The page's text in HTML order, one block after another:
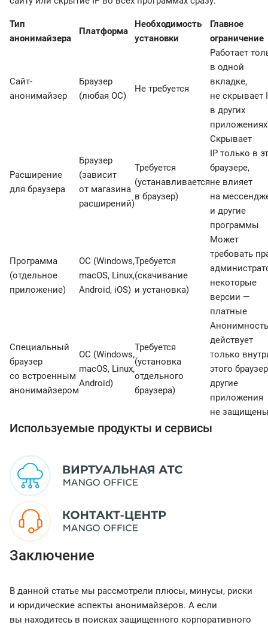
Тип
анонимайзера
Платформа
Необходимость
установки
Главное
ограничение
Сайт-
анонимайзер
Браузер
(любая ОС)
Не требуется
Работает
в одной
вкладке,
не скрывает
в других
приложениях
Расширение
для браузера
Браузер
(зависит
от магазина
расширений)
Требуется
(устанавливается
в браузер)
Скрывает
IP только в
браузере,
не влияет
на
и другие
программы
Программа
(отдельное
приложение)
ОС (Windows,
macOS, Linux,
Android, iOS)
Требуется
(скачивание
и установка)
Может
требовать
некоторые
версии —
платные
Специальный
браузер
со встроенным
анонимайзером
ОС (Windows,
macOS, Linux,
Android)
Требуется
(установка
отдельного
браузера)
Анонимность
действует
только
этого
другие
приложения
не
Используемые продукты и сервисы
Заключение
В данной статье мы рассмотрели плюсы, минусы, риски
и юридические аспекты анонимайзеров. А если
вы находитесь в поисках защищенного корпоративного